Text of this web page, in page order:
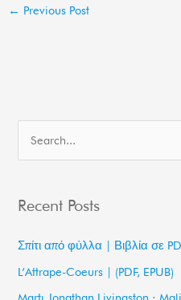
← Previous Post
rRecent Posts
Σπίτι από φύλλα | Βιβλία σε
L’Attrape-Coeurs | (PDF, EPUB)